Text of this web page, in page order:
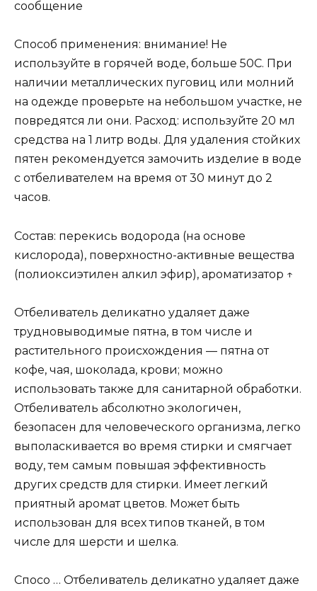
сообщение
Способ применения: внимание! Не
используйте в горячей воде, больше 50С. При
наличии металлических пуговиц или молний
на одежде проверьте на небольшом участке, не
повредятся ли они. Расход: используйте 20 мл
средства на 1 литр воды. Для удаления стойких
пятен рекомендуется замочить изделие в воде
с отбеливателем на время от 30 минут до 2
часов.
Состав: перекись водорода (на основе
кислорода), поверхностно-активные вещества
(полиоксиэтилен алкил эфир), ароматизатор ↑
Отбеливатель деликатно удаляет даже
трудновыводимые пятна, в том числе и
растительного происхождения — пятна от
кофе, чая, шоколада, крови; можно
использовать также для санитарной обработки.
Отбеливатель абсолютно экологичен,
безопасен для человеческого организма, легко
выполаскивается во время стирки и смягчает
воду, тем самым повышая эффективность
других средств для стирки. Имеет легкий
приятный аромат цветов. Может быть
использован для всех типов тканей, в том
числе для шерсти и шелка.
Спосо … Отбеливатель деликатно удаляет даже